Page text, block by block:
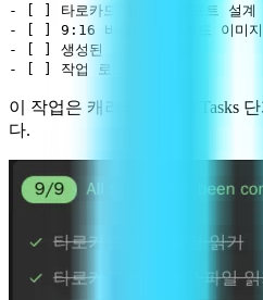
- [ ] 타로카드 생성 프롬프트 설계
- [ ] 9:16 비율의 타로카드 이미지
- [ ] 생성된 이미지 검증
이 작업은 캐러티의 상단 Tasks
다.